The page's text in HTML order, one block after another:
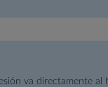
va directamente al